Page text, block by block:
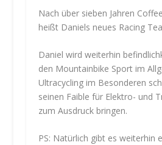
Nach über sieben Jahren
heißt Daniels neues Racing
Daniel wird weiterhin
den Mountainbike Sport im
Ultracycling im Besonderen
seinen Faible für Elektro- und
zum Ausdruck bringen.
PS: Natürlich gibt es weiterhin